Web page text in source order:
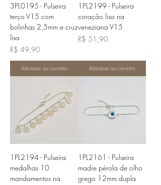
3PL0195 - Pulseira
terço V15 com
bolinhas 2,5mm e cruz
lisa
Preço
R$ 49,90
Adicionar ao carrinho
1PL2199 - Pulseira
coração liso na
veneziana V15
Preço
R$ 51,90
Adicionar ao carrinho
1PL2194 - Pulseira
medalhas 10
mandamentos na
1PL2161 - Pulseira
madre pérola de olho
grego 12mm dupla